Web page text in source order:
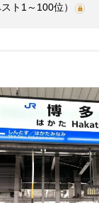
ト1～100位）